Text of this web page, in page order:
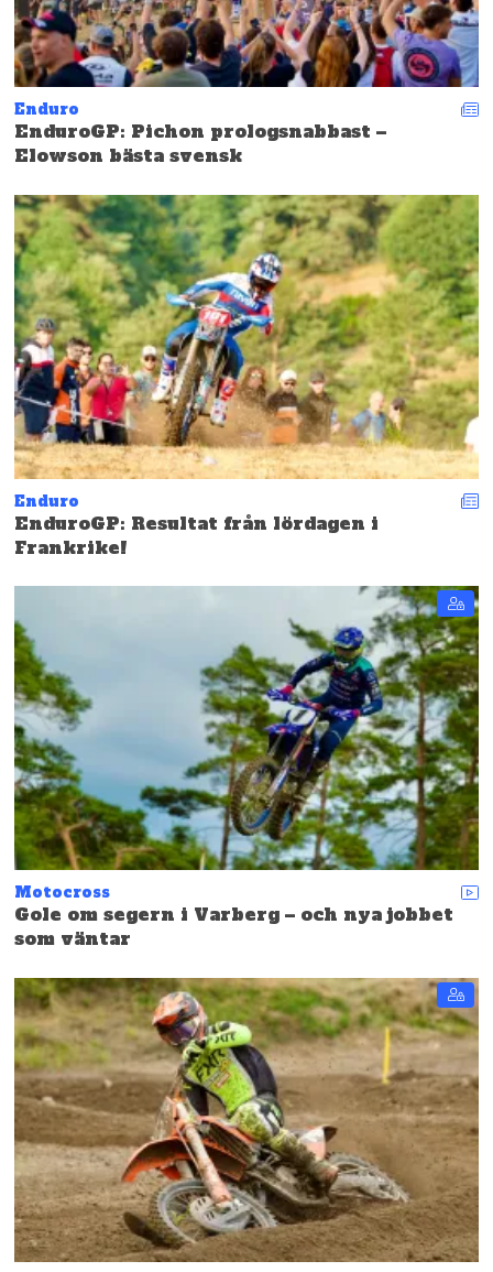
Enduro
EnduroGP: Pichon prologsnabbast –
Elowson bästa svensk
Enduro
EnduroGP: Resultat från lördagen i
Frankrike!
Motocross
Gole om segern i Varberg – och nya jobbet
som väntar